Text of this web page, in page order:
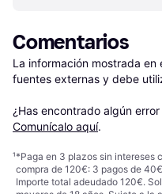
Comentarios
La información mostrada
fuentes externas y debe
¿Has encontrado algún
Comunícalo aquí.
¹*Paga en 3 plazos sin intereses
compra de 120€: 3 pagos de
Importe total adeudado 120€.